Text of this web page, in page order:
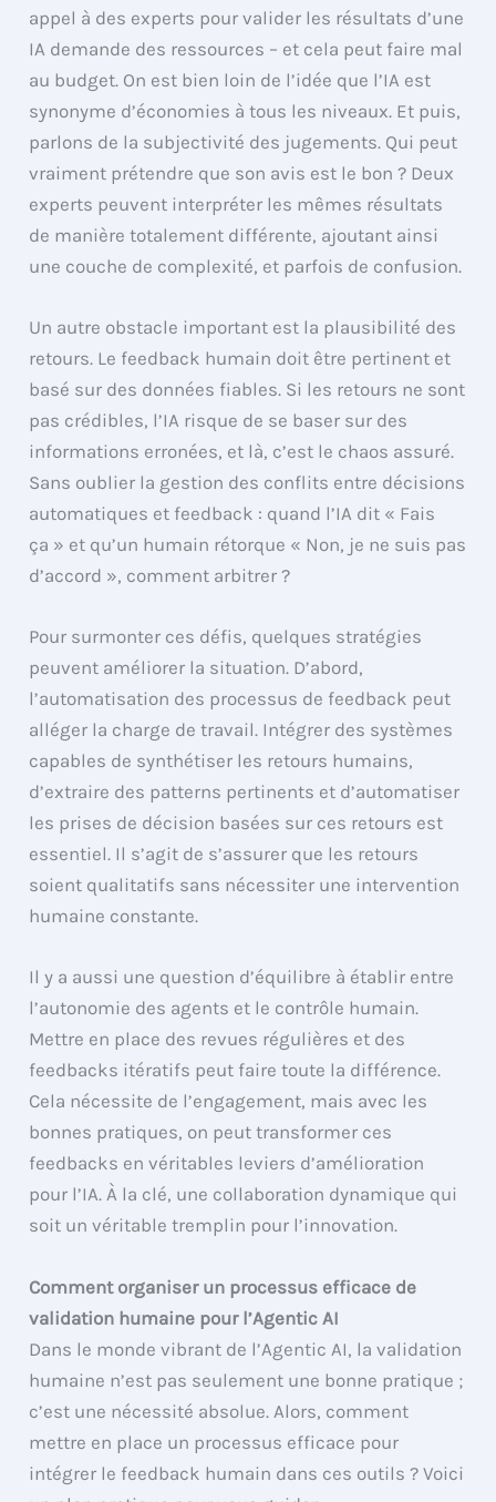
appel à des experts pour valider les résultats d’une
IA demande des ressources – et cela peut faire mal
au budget. On est bien loin de l’idée que l’IA est
synonyme d’économies à tous les niveaux. Et puis,
parlons de la subjectivité des jugements. Qui peut
vraiment prétendre que son avis est le bon ? Deux
experts peuvent interpréter les mêmes résultats
de manière totalement différente, ajoutant ainsi
une couche de complexité, et parfois de confusion.
Un autre obstacle important est la plausibilité des
retours. Le feedback humain doit être pertinent et
basé sur des données fiables. Si les retours ne sont
pas crédibles, l’IA risque de se baser sur des
informations erronées, et là, c’est le chaos assuré.
Sans oublier la gestion des conflits entre décisions
automatiques et feedback : quand l’IA dit « Fais
ça » et qu’un humain rétorque « Non, je ne suis pas
d’accord », comment arbitrer ?
Pour surmonter ces défis, quelques stratégies
peuvent améliorer la situation. D’abord,
l’automatisation des processus de feedback peut
alléger la charge de travail. Intégrer des systèmes
capables de synthétiser les retours humains,
d’extraire des patterns pertinents et d’automatiser
les prises de décision basées sur ces retours est
essentiel. Il s’agit de s’assurer que les retours
soient qualitatifs sans nécessiter une intervention
humaine constante.
Il y a aussi une question d’équilibre à établir entre
l’autonomie des agents et le contrôle humain.
Mettre en place des revues régulières et des
feedbacks itératifs peut faire toute la différence.
Cela nécessite de l’engagement, mais avec les
bonnes pratiques, on peut transformer ces
feedbacks en véritables leviers d’amélioration
pour l’IA. À la clé, une collaboration dynamique qui
soit un véritable tremplin pour l’innovation.
Comment organiser un processus efficace de
validation humaine pour l’Agentic AI
Dans le monde vibrant de l’Agentic AI, la validation
humaine n’est pas seulement une bonne pratique ;
c’est une nécessité absolue. Alors, comment
mettre en place un processus efficace pour
intégrer le feedback humain dans ces outils ? Voici